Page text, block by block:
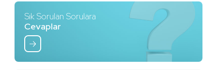
Sık Sorulan Sorulara
Cevaplar